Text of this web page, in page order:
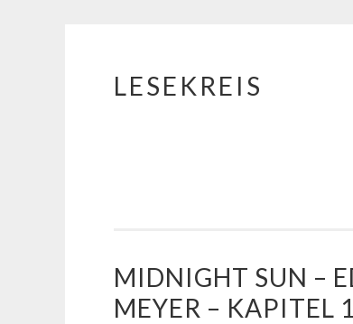
Springe
LESEKREIS
MIDNIGHT SUN –
MEYER – KAPITEL